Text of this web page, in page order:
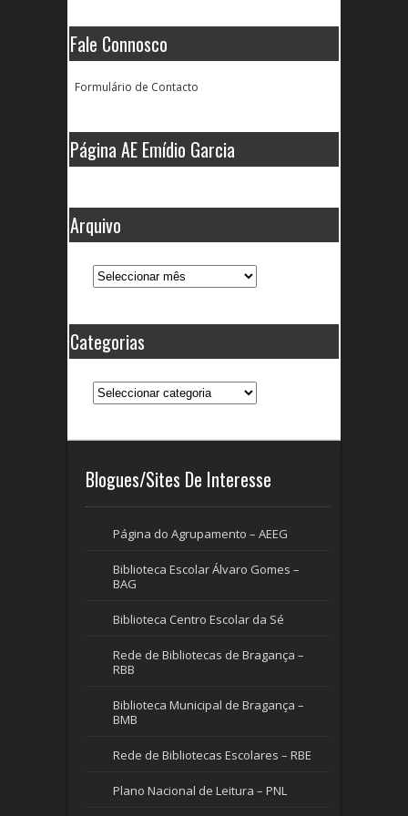
Fale Connosco
Formulário de Contacto
Página AE Emídio Garcia
Arquivo
Arquivo
Categorias
Categorias
Blogues/Sites De Interesse
Página do Agrupamento – AEEG
Biblioteca Escolar Álvaro Gomes –
BAG
Biblioteca Centro Escolar da Sé
Rede de Bibliotecas de Bragança –
RBB
Biblioteca Municipal de Bragança –
BMB
Rede de Bibliotecas Escolares – RBE
Plano Nacional de Leitura – PNL